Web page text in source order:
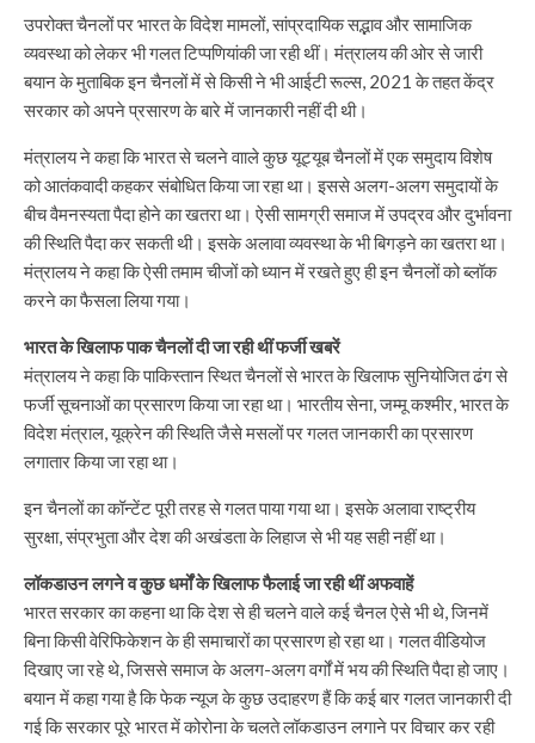
उपरोक्त चैनलों पर भारत के विदेश मामलों, सांप्रदायिक सद्भाव और सामाजिक
व्यवस्था को लेकर भी गलत टिप्पणियांकी जा रही थीं। मंत्रालय की ओर से जारी
बयान के मुताबिक इन चैनलों में से किसी ने भी आईटी रूल्स, 2021 के तहत केंद्र
सरकार को अपने प्रसारण के बारे में जानकारी नहीं दी थी।
मंत्रालय ने कहा कि भारत से चलने वााले कुछ यूट्यूब चैनलों में एक समुदाय विशेष
को आतंकवादी कहकर संबोधित किया जा रहा था। इससे अलग-अलग समुदायों के
बीच वैमनस्यता पैदा होने का खतरा था। ऐसी सामग्री समाज में उपद्रव और दुर्भावना
की स्थिति पैदा कर सकती थी। इसके अलावा व्यवस्था के भी बिगड़ने का खतरा था।
मंत्रालय ने कहा कि ऐसी तमाम चीजों को ध्यान में रखते हुए ही इन चैनलों को ब्लॉक
करने का फैसला लिया गया।
भारत के खिलाफ पाक चैनलों दी जा रही थीं फर्जी खबरें
मंत्रालय ने कहा कि पाकिस्तान स्थित चैनलों से भारत के खिलाफ सुनियोजित ढंग से
फर्जी सूचनाओं का प्रसारण किया जा रहा था। भारतीय सेना, जम्मू कश्मीर, भारत के
विदेश मंत्राल, यूक्रेन की स्थिति जैसे मसलों पर गलत जानकारी का प्रसारण
लगातार किया जा रहा था।
इन चैनलों का कॉन्टेंट पूरी तरह से गलत पाया गया था। इसके अलावा राष्ट्रीय
सुरक्षा, संप्रभुता और देश की अखंडता के लिहाज से भी यह सही नहीं था।
लॉकडाउन लगने व कुछ धर्मों के खिलाफ फैलाई जा रही थीं अफवाहें
भारत सरकार का कहना था कि देश से ही चलने वाले कई चैनल ऐसे भी थे, जिनमें
बिना किसी वेरिफिकेशन के ही समाचारों का प्रसारण हो रहा था। गलत वीडियोज
दिखाए जा रहे थे, जिससे समाज के अलग-अलग वर्गों में भय की स्थिति पैदा हो जाए।
बयान में कहा गया है कि फेक न्यूज के कुछ उदाहरण हैं कि कई बार गलत जानकारी दी
गई कि सरकार पूरे भारत में कोरोना के चलते लॉकडाउन लगाने पर विचार कर रही